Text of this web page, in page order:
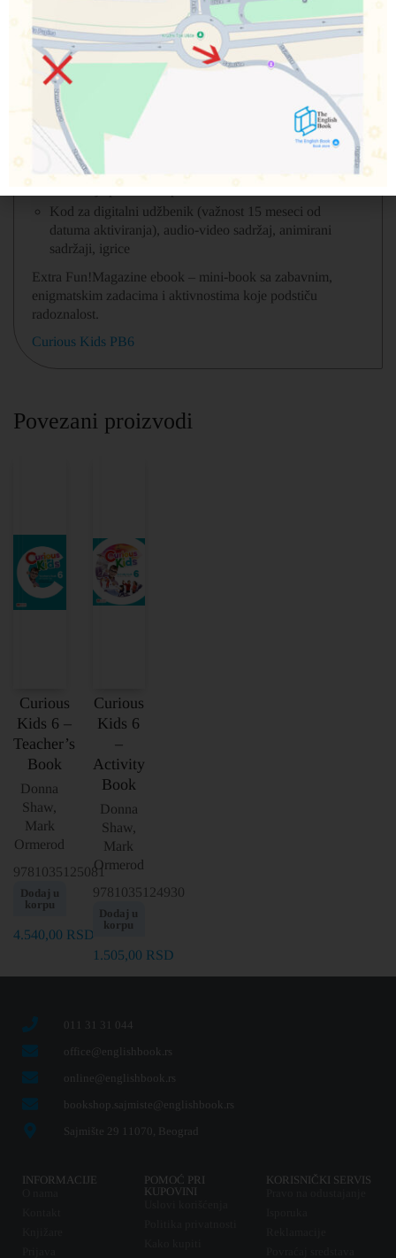
nastavnog poglavlja se nastavlja kroz dve gramatičke
jedinice, priču, lekciju izgovora i komunikacije, CLIL i
kulturološku lekciju i kreativan projekat.
Svaka obiluje i govornim aktivnostima, pesmicama,
rimama, igricama…
Deo svakog nastavnog poglavlja su:
Tri lekcije za obnavljanje (svaka ima priču i društvenu
Tri lekcije posvećene praznicima
Kod za digitalni udžbenik (važnost 15 meseci od
datuma aktiviranja), audio-video sadržaj, animirani
sadržaji, igrice
Extra Fun!Magazine ebook – mini-book sa zabavnim,
enigmatskim zadacima i aktivnostima koje podstiču
radoznalost.
Curious Kids PB6
Povezani proizvodi
Curious
Kids 6 –
Teacher’s
Book
Donna
Shaw,
Mark
Ormerod
9781035125081
Dodaj u
korpu
4.540,00 RSD
Curious
Kids 6
–
Activity
Book
Donna
Shaw,
Mark
Ormerod
9781035124930
Dodaj u
korpu
1.505,00 RSD
011 31 31 044
office@englishbook.rs
online@englishbook.rs
bookshop.sajmiste@englishbook.rs
Sajmište 29 11070, Beograd
INFORMACIJE
POMOĆ PRI
KUPOVINI
KORISNIČKI SERVIS